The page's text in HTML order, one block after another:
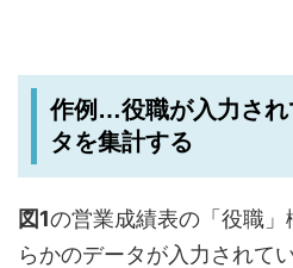
作例…役職が入力され
タを集計する
図1の営業成績表の「役職
らかのデータが入力されて